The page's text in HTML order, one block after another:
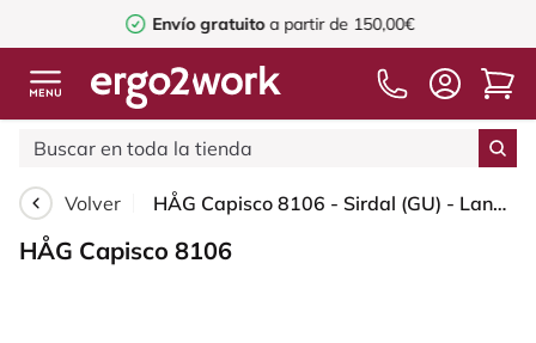
Envío gratuitoa partir de 150,00€
Volver HÅG Capisco 8106 - Sirdal (GU) - Lana - SRD480 - Chestnut - Black - 200 mm (seat height 46-64cm) - Glides
HÅG Capisco 8106